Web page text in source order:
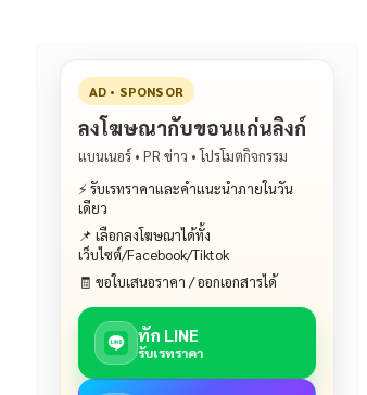
AD • SPONSOR
ลงโฆษณากับขอนแก่นลิงก์
แบนเนอร์ • PR ข่าว • โปรโมตกิจกรรม
⚡ รับเรทราคาและคำแนะนำภายในวัน
เดียว
📌 เลือกลงโฆษณาได้ทั้ง
เว็บไซต์/Facebook/Tiktok
🧾 ขอใบเสนอราคา / ออกเอกสารได้
ทัก LINE
รับเรทราคา